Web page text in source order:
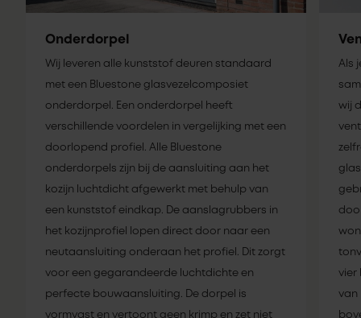
Onderdorpel
Wij leveren alle kunststof deuren standaard
met een Bluestone glasvezelcomposiet
onderdorpel. Een onderdorpel heeft
verschillende voordelen in vergelijking met een
doorlopend profiel. Alle Bluestone
onderdorpels zijn bij de aansluiting aan het
kozijn luchtdicht afgewerkt met behulp van
een kunststof eindkap. De aanslagrubbers in
het kozijnprofiel lopen direct door naar een
neutaansluiting onderaan het profiel. Dit zorgt
voor een gegarandeerde luchtdichte en
perfecte bouwaansluiting. De dorpel is
vormvast en vertoont geen krimp en zet niet
Als
wij
vier
van